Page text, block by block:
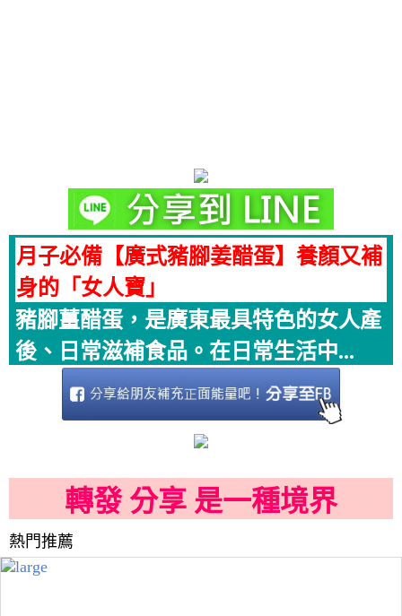
月子必備【廣式豬腳姜醋蛋】養顏又補
身的「女人寶」
豬腳薑醋蛋，是廣東最具特色的女人產
後、日常滋補食品。在日常生活中...
轉發 分享 是一種境界
熱門推薦